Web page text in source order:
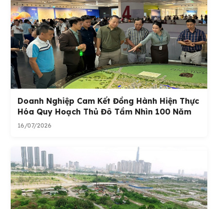
Doanh Nghiệp Cam Kết Đồng Hành Hiện Thực
Hóa Quy Hoạch Thủ Đô Tầm Nhìn 100 Năm
16/07/2026